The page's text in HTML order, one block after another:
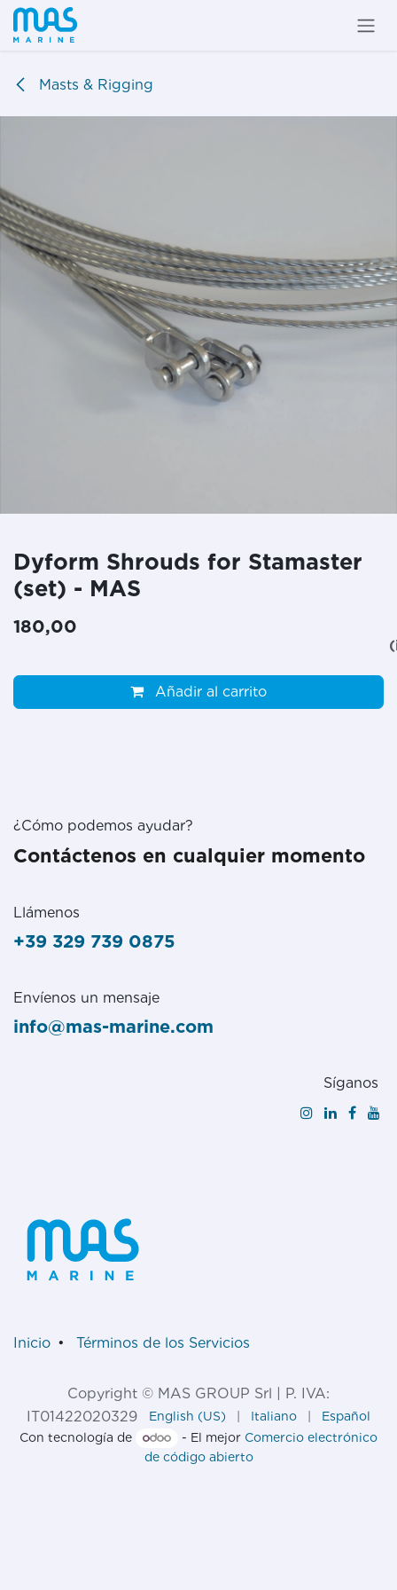
Ir al contenido
Masts & Rigging
Dyform Shrouds for Stamaster
(set) - MAS
180,00
Añadir al carrito
¿Cómo podemos ayudar?
Contáctenos en cualquier momento
Llámenos
+39 329 739 0875
Envíenos un mensaje
info@mas-marine.com
Síganos
Inicio • Términos de los Servicios
Copyright © MAS GROUP Srl | P. IVA:
IT01422020329
English (US) Italiano
Español
Con tecnología de
- El mejor Comercio electrónico
de código abierto